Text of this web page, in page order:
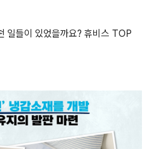
일들이 있었을까요? 휴비스 TOP